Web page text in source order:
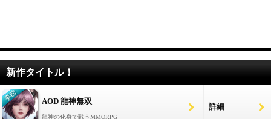
新作タイトル！
AOD 龍神無双
龍神の化身で戦うMMORPG
詳細